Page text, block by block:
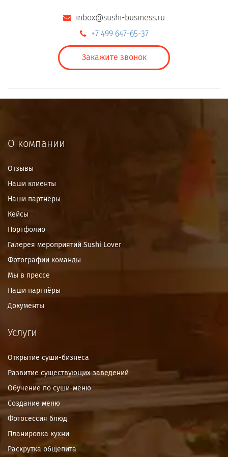
inbox@sushi-business.ru
+7 499 647-65-37
Закажите звонок
О компании
Отзывы
Наши клиенты
Наши партнеры
Кейсы
Портфолио
Галерея мероприятий Sushi Lover
Фотографии команды
Мы в прессе
Наши партнёры
Документы
Услуги
Открытие суши-бизнеса
Развитие существующих заведений
Обучение по суши-меню
Создание меню
Фотосессия блюд
Планировка кухни
Раскрутка общепита